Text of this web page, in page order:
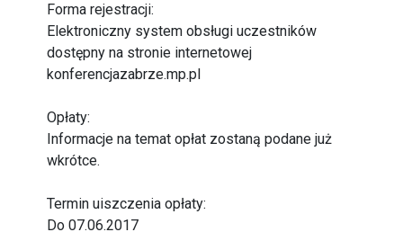
Forma rejestracji:
Elektroniczny system obsługi uczestników
dostępny na stronie internetowej
konferencjazabrze.mp.pl
Opłaty:
Informacje na temat opłat zostaną podane już
wkrótce.
Termin uiszczenia opłaty:
Do 07.06.2017